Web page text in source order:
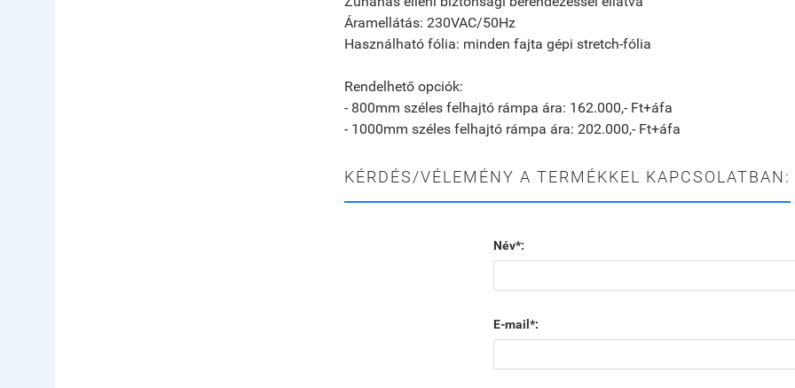
Áramellátás: 230VAC/50Hz
Használható fólia: minden fajta gépi stretch-fólia
Rendelhető opciók:
- 800mm széles felhajtó rámpa ára: 162.000,- Ft+áfa
- 1000mm széles felhajtó rámpa ára: 202.000,- Ft+áfa
KÉRDÉS/VÉLEMÉNY A TERMÉKKEL KAPCSOLATBAN:
Név*:
E-mail*: